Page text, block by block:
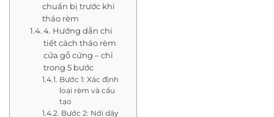
chuẩn bị trước khi
tháo rèm
4. Hướng dẫn chi
tiết cách tháo rèm
cửa gỗ cứng – chỉ
trong 5 bước
Bước 1: Xác định
loại rèm và cấu
tạo
Bước 2: Nới dây